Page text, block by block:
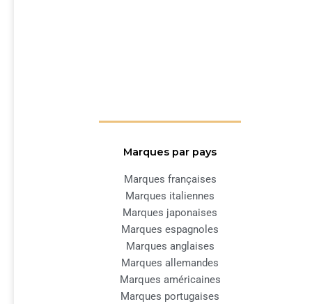
Marques par pays
Marques françaises
Marques italiennes
Marques japonaises
Marques espagnoles
Marques anglaises
Marques allemandes
Marques américaines
Marques portugaises